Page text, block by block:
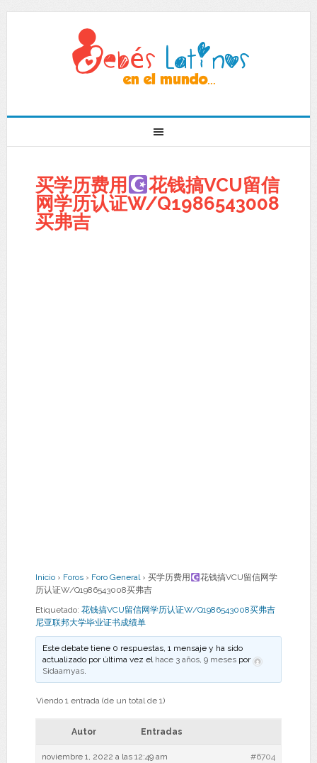
买学历费用
花钱搞VCU留信
网学历认证W/Q1986543008
买弗吉
Inicio › Foros › Foro General › 买学历费用
花钱搞VCU留信网学
历认证W/Q1986543008买弗吉
Etiquetado: 花钱搞VCU留信网学历认证W/Q1986543008买弗吉
尼亚联邦大学毕业证书成绩单
Este debate tiene 0 respuestas, 1 mensaje y ha sido
actualizado por última vez el hace 3 años, 9 meses por
Sidaamyas.
Viendo 1 entrada (de un total de 1)
Autor Entradas
noviembre 1, 2022 a las 12:49 am #6704